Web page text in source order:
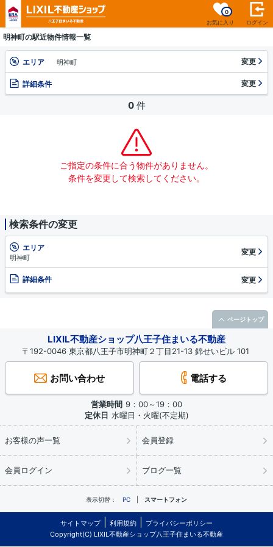
お気に入り
0
ログイン
明神町の駅近物件情報一覧
エリア 明神町 変更
詳細条件 変更
0 件
ご指定の条件に合う物件がありません。
条件を変更して検索してください。
検索条件の変更
エリア
明神町
変更
詳細条件 変更
LIXIL不動産ショップ八王子住まいる不動産
〒192-0046 東京都八王子市明神町２丁目21-13 錦せいビル 101
お問い合わせ 電話する
営業時間 9：00～19：00
定休日 水曜日・火曜(不定期)
お客様の声一覧 会員登録
会員ログイン ブログ一覧
表示切替： PC スマートフォン
サイトマップ 利用規約
プライバシーポリシー
Copyright(C) LIXIL不動産ショップ八王子住まいる不動産
ページトップ